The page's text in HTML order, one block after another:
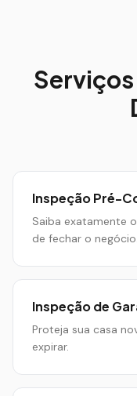
Inspeção Pré-
Saiba exatamente
de fechar o negócio.
Inspeção de
Proteja sua casa
expirar.